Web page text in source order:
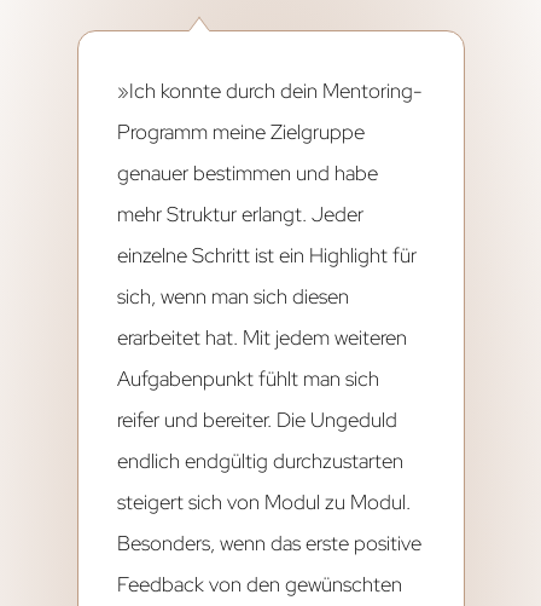
»Ich konnte durch dein Mentoring-
Programm meine Zielgruppe
genauer bestimmen und habe
mehr Struktur erlangt. Jeder
einzelne Schritt ist ein Highlight für
sich, wenn man sich diesen
erarbeitet hat. Mit jedem weiteren
Aufgabenpunkt fühlt man sich
reifer und bereiter. Die Ungeduld
endlich endgültig durchzustarten
steigert sich von Modul zu Modul.
Besonders, wenn das erste positive
Feedback von den gewünschten